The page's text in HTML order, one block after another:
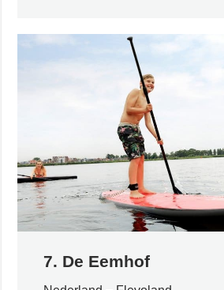
7. De Eemhof